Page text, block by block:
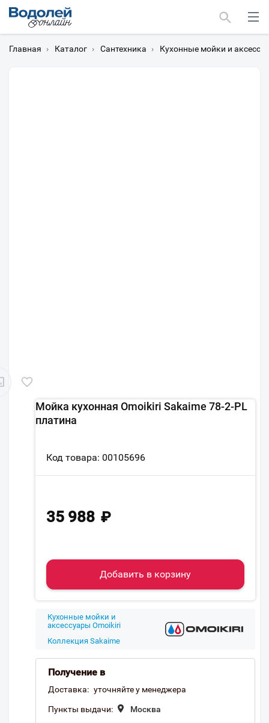
Главная › Каталог › Сантехника › Кухонные мойки и
Мойка кухонная Omoikiri Sakaime 78-2-PL
платина
Код товара: 00105696
35 988 ₽
Добавить в корзину
Кухонные мойки и
аксессуары Omoikiri
Коллекция Sakaime
Получение в
Доставка: уточняйте у менеджера
Пункты выдачи: Москва